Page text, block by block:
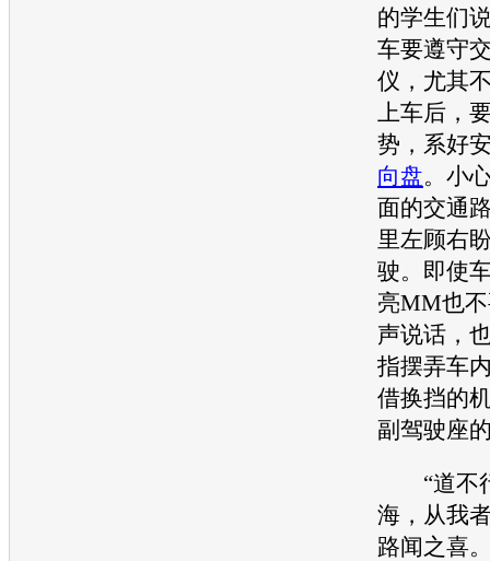
的学生们
车要遵守
仪，尤其
上车后，
势，系好
向盘。小
面的交通
里左顾右
驶。即使
亮MM也
声说话，
指摆弄车
借换挡的
副驾驶座
“道不
海，从我
路闻之喜